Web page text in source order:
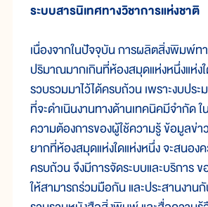
ระบบสารนิเทศทางวิชาการแห่งชาติ
เนื่องจากในปัจจุบัน การผลิตสิ่งพิมพ์ท
ปริมาณมากเกินที่ห้องสมุดแห่งหนึ่งแห่ง
รวบรวมมาไว้ได้ครบถ้วน เพราะงบปร
ที่จะดำเนินงานทางด้านเทคนิคมีจำกัด
ความต้องการของผู้ใช้ความรู้ ข้อมูลข่
ยากที่ห้องสมุดแห่งใดแห่งหนึ่ง จะสนอง
ครบถ้วน จึงมีการจัดระบบและบริการ
ให้สามารถร่วมมือกัน และประสานงาน